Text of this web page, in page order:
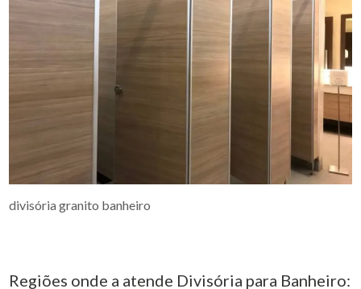
divisória granito banheiro
Regiões onde a atende Divisória para Banheiro: